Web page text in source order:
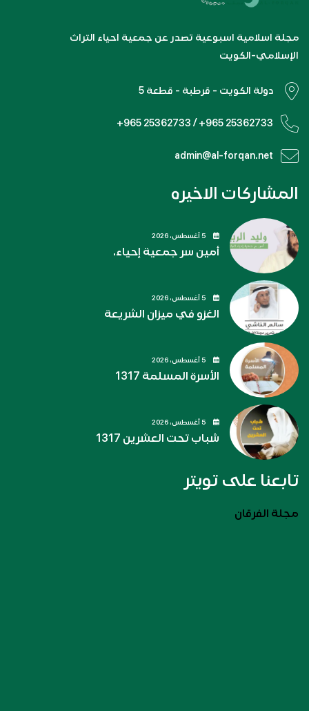
مجلة اسلامية اسبوعية تصدر عن جمعية احياء التراث
الإسلامي-الكويت
دولة الكويت - قرطبة - قطعة 5
+965 25362733 / +965 25362733
admin@al-forqan.net
المشاركات الاخيره
أمين سر جمعية إحياء.
الغزو في ميزان الشريعة
الأسرة المسلمة 1317
شباب تحت العشرين 1317
تابعنا على تويتر
مجلة الفرقان